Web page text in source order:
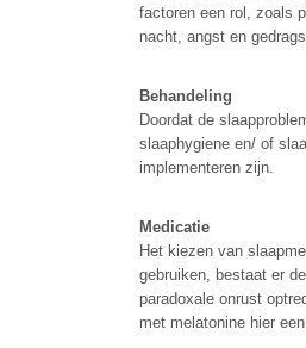
factoren een rol, zoals
nacht, angst en
Behandeling
Doordat de
slaaphygiene en/ of
implementeren zijn.
Medicatie
Het kiezen van
gebruiken, bestaat er
paradoxale onrust
met melatonine hier